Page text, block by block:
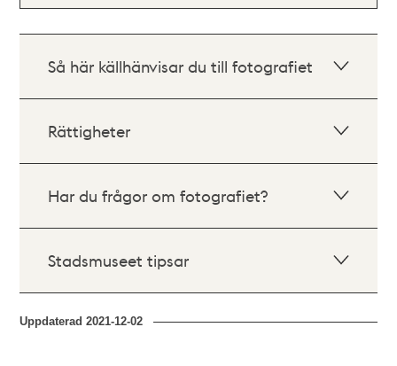
Så här källhänvisar du till fotografiet
Rättigheter
Har du frågor om fotografiet?
Stadsmuseet tipsar
Uppdaterad2021-12-02